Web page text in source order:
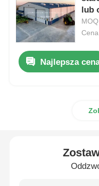
magazyn konstrukcji
Komercyjne budynki
Materiał
lub
Najlepsza